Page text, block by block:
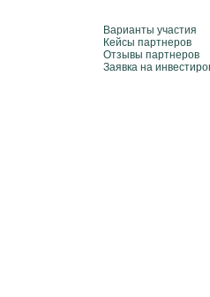
Варианты участия
Кейсы партнеров
Отзывы партнеров
Заявка на